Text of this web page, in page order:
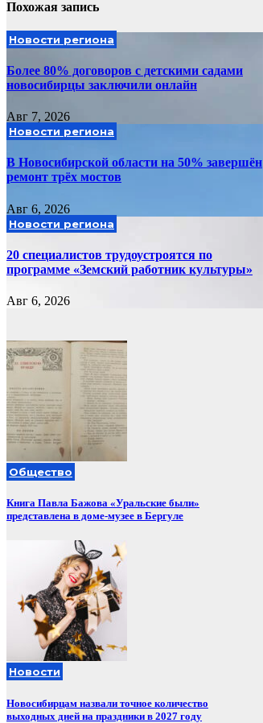
Похожая запись
Новости региона
Более 80% договоров с детскими садами
новосибирцы заключили онлайн
Авг 7, 2026
Новости региона
В Новосибирской области на 50% завершён
ремонт трёх мостов
Авг 6, 2026
Новости региона
20 специалистов трудоустроятся по
программе «Земский работник культуры»
Авг 6, 2026
Общество
Книга Павла Бажова «Уральские были»
представлена в доме-музее в Бергуле
Новости
Новосибирцам назвали точное количество
выходных дней на праздники в 2027 году